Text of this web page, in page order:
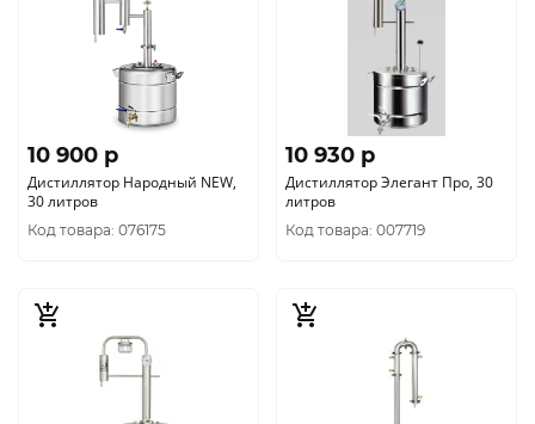
10 900 p
Дистиллятор Народный NEW,
30 литров
Код товара: 076175
10 930 p
Дистиллятор Элегант Про, 30
литров
Код товара: 007719